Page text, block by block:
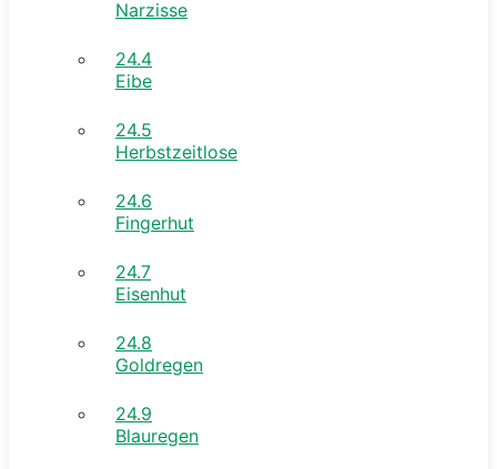
Narzisse
24.4
Eibe
24.5
Herbstzeitlose
24.6
Fingerhut
24.7
Eisenhut
24.8
Goldregen
24.9
Blauregen